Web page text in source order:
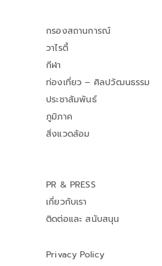
กรองสถานการณ์
วาไรตี้
กีฬา
ท่องเที่ยว – ศิลปวัฒนธรรม
ประชาสัมพันธ์
ภูมิภาค
สิ่งแวดล้อม
PR & PRESS
เกี่ยวกับเรา
ติดต่อและ สนับสนุน
Privacy Policy